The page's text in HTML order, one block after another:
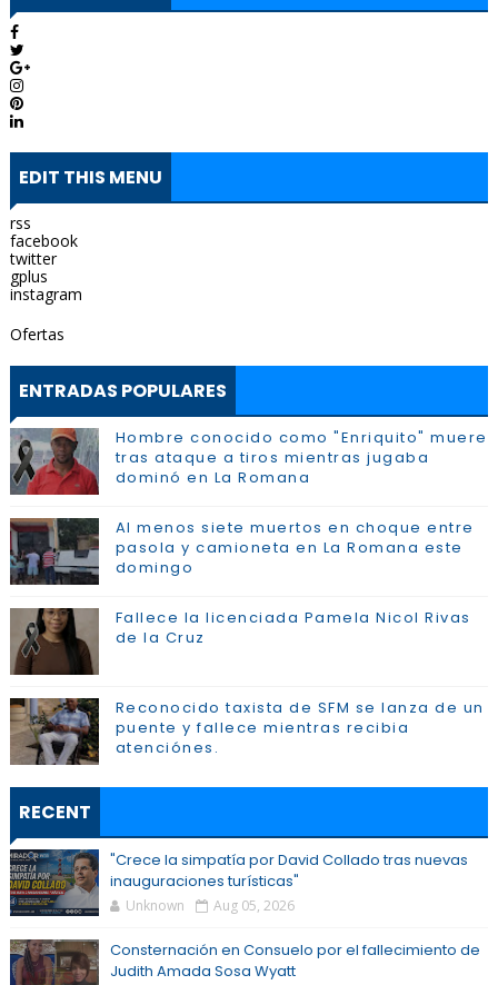
EDIT THIS MENU
rss
facebook
twitter
gplus
instagram
Ofertas
ENTRADAS POPULARES
Hombre conocido como "Enriquito" muere
tras ataque a tiros mientras jugaba
dominó en La Romana
Al menos siete muertos en choque entre
pasola y camioneta en La Romana este
domingo
Fallece la licenciada Pamela Nicol Rivas
de la Cruz
Reconocido taxista de SFM se lanza de un
puente y fallece mientras recibia
atenciónes.
RECENT
"Crece la simpatía por David Collado tras nuevas
inauguraciones turísticas"
Unknown Aug 05, 2026
Consternación en Consuelo por el fallecimiento de
Judith Amada Sosa Wyatt